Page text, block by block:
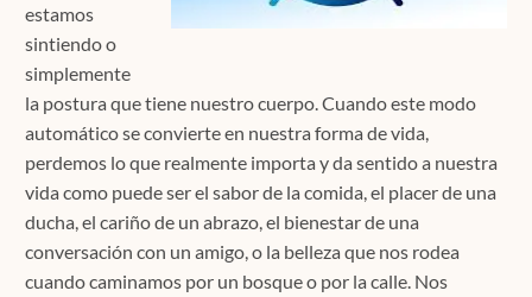
estamos
sintiendo o
simplemente
la postura que tiene nuestro cuerpo. Cuando este modo
automático se convierte en nuestra forma de vida,
perdemos lo que realmente importa y da sentido a nuestra
vida como puede ser el sabor de la comida, el placer de una
ducha, el cariño de un abrazo, el bienestar de una
conversación con un amigo, o la belleza que nos rodea
cuando caminamos por un bosque o por la calle. Nos